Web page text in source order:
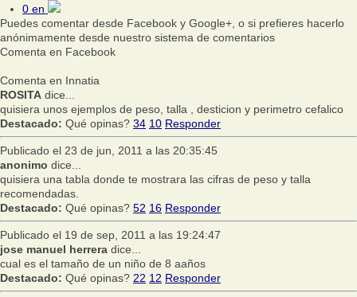
0 en
Puedes comentar desde Facebook y Google+, o si prefieres hacerlo
anónimamente desde nuestro sistema de comentarios
Comenta en Facebook
Comenta en Innatia
ROSITA dice...
quisiera unos ejemplos de peso, talla , desticion y perimetro cefalico
Destacado: Qué opinas? 34 10 Responder
Publicado el 23 de jun, 2011 a las 20:35:45
anonimo dice...
quisiera una tabla donde te mostrara las cifras de peso y talla
recomendadas.
Destacado: Qué opinas? 52 16 Responder
Publicado el 19 de sep, 2011 a las 19:24:47
jose manuel herrera dice...
cual es el tamaño de un niño de 8 aaños
Destacado: Qué opinas? 22 12 Responder